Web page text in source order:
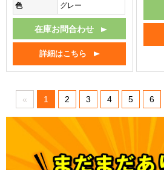
色
グレー
在庫お問合わせ
詳細はこちら
« 1 2 3 4 5 6